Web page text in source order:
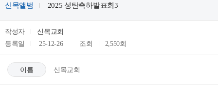
신목앨범 2025 성탄축하발표회3
작성자
신목교회
등록일
25-12-26 조회 2,550회
이름 신목교회